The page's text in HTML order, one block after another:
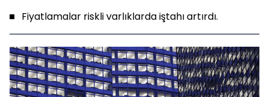
Fiyatlamalar riskli varlıklarda iştahı artırdı.